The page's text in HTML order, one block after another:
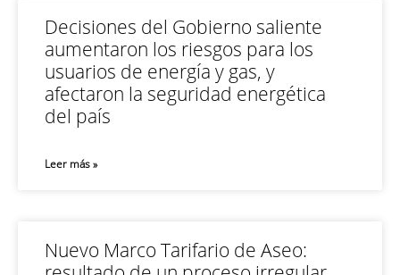
Decisiones del Gobierno saliente
aumentaron los riesgos para los
usuarios de energía y gas, y
afectaron la seguridad energética
del país
Leer más »
Nuevo Marco Tarifario de Aseo: